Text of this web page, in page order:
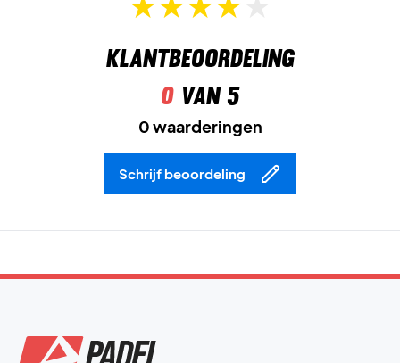
Padel Bag L vandaag nog!
60 x 28,5 x 36,5 cm
Klantbeoordeling
0van 5
0 waarderingen
Schrijf beoordeling